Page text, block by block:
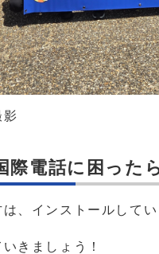
影
際電話に困った
、インストールしてい
きましょう！